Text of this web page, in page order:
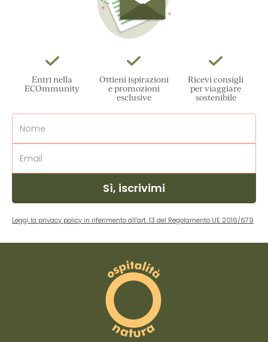
Entri nella
ECOmmunity
Ottieni ispirazioni
e promozioni
esclusive
Ricevi consigli
per viaggiare
sostenibile
Sì, iscrivimi
Leggi la privacy policy in riferimento all’art. 13 del Regolamento UE 2016/679